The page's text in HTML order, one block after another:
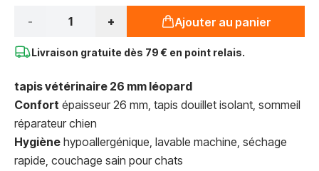
- + Ajouter au panier
Livraison gratuite dès 79 € en point relais.
tapis vétérinaire 26 mm léopard
Confort épaisseur 26 mm, tapis douillet isolant, sommeil
réparateur chien
Hygiène hypoallergénique, lavable machine, séchage
rapide, couchage sain pour chats